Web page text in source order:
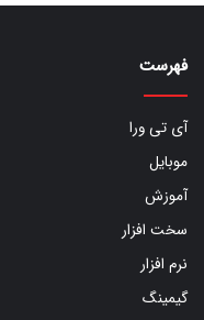
فهرست
آی تی ورا
موبایل
آموزش
سخت افزار
نرم افزار
گیمینگ